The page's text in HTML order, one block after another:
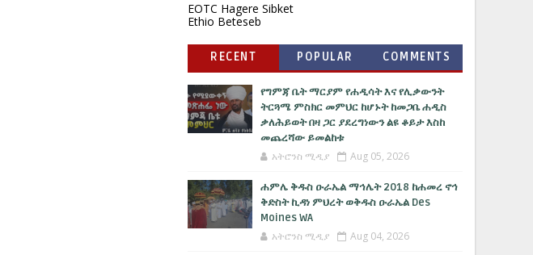
EOTC Hagere Sibket
Ethio Beteseb
RECENT POPULAR COMMENTS
የግምጃ ቤት ማርያም የሐዲሳት እና የሊቃውንት
ትርጓሜ ምስክር መምህር ከሆኑት ከመጋቤ ሐዲስ
ቃለሕይወት በዛ ጋር ያደረግነውን ልዩ ቆይታ እስከ
መጨረሻው ይመልከቱ
አትሮንስ ሚዲያ Aug 05, 2026
ሐምሌ ቅዱስ ዑራኤል ማኅሌት 2018 ከሐመረ ኖኅ
ቅድስት ኪዳነ ምህረት ወቅዱስ ዑራኤል Des
Moines WA
አትሮንስ ሚዲያ Aug 04, 2026